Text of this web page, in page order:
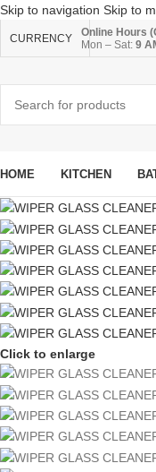
Skip to navigation Skip to
CURRENCY
Online Hours
Mon – Sat: 9
HOME KITCHEN
Click to enlarge